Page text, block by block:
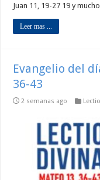
Juan 11, 19-27 19 y
Leer mas ...
Evangelio del
36-43
2 semanas ago